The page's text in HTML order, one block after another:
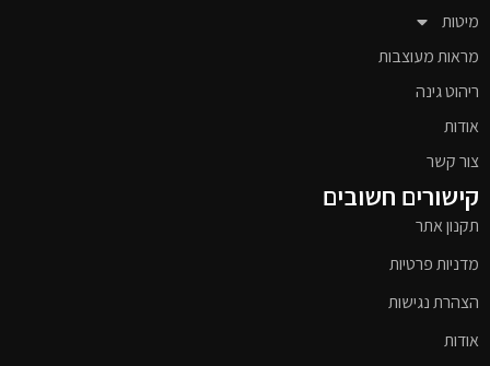
מיטות
מראות מעוצבות
ריהוט גינה
אודות
צור קשר
קישורים חשובים
תקנון אתר
מדניות פרטיות
הצהרת נגישות
אודות